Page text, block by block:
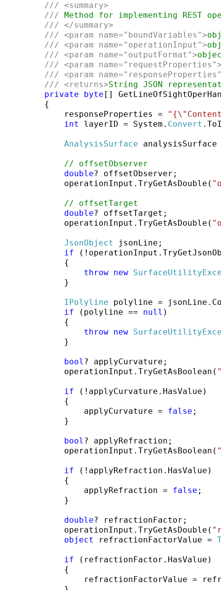
        ///
<summary>
/// Method for implementing
/// </summary>
/// <param name="boundVariables">
/// <param name="operationInput">
/// <param name="outputFormat">
/// <param name="requestProperties"
/// <param name=
/// <returns>String JSON
private
byte []
{
responseProperties =
int
layerID = System. Convert
AnalysisSurface
// offsetObserver
double? offsetObserver;
operationInput.TryGetAsDouble(
// offsetTarget
double? offsetTarget;
operationInput.TryGetAsDouble(
JsonObject
jsonLine;
if
{
throw new
}
IPolyline polyline =
if (polyline == null )
{
throw new
}
bool ? applyCurvature;
operationInput.TryGetAsBoolean(
if (!applyCurvature.HasValue)
{
applyCurvature = false ;
}
bool ? applyRefraction;
operationInput.TryGetAsBoolean(
if (!applyRefraction.HasValue)
{
applyRefraction = false ;
}
double? refractionFactor;
operationInput.TryGetAsDouble(
object
refractionFactorValue =
if (refractionFactor.HasValue)
{
refractionFactorValue =